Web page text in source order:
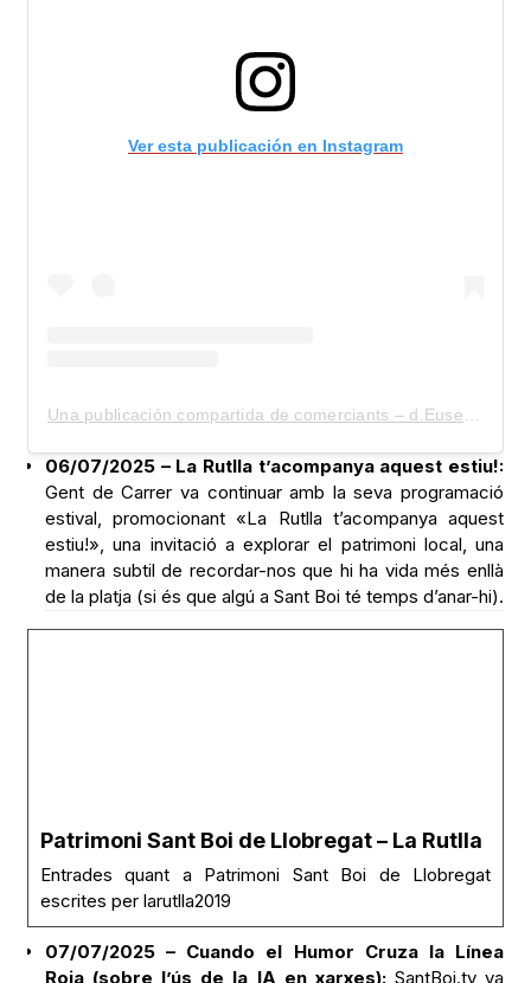
Ver esta publicación en Instagram
06/07/2025 – La Rutlla t’acompanya aquest estiu!:
Gent de Carrer va continuar amb la seva programació
estival, promocionant «La Rutlla t’acompanya aquest
estiu!», una invitació a explorar el patrimoni local, una
manera subtil de recordar-nos que hi ha vida més enllà
de la platja (si és que algú a Sant Boi té temps d’anar-hi).
Patrimoni Sant Boi de Llobregat – La Rutlla
Entrades quant a Patrimoni Sant Boi de Llobregat
escrites per larutlla2019
07/07/2025 – Cuando el Humor Cruza la Línea
Roja (sobre l’ús de la IA en xarxes):SantBoi.tv va